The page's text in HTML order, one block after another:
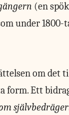
(en
under 1800-
om det
Ett